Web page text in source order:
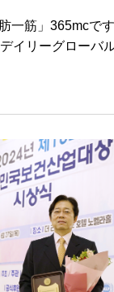
一筋」365mcで
イリーグローバ